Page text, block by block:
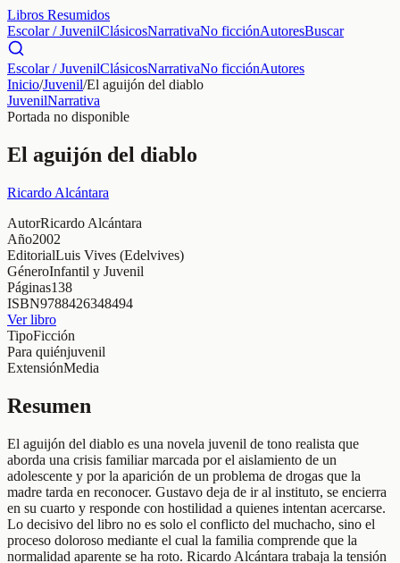
Libros Resumidos
Escolar / JuvenilClásicosNarrativaNo ficciónAutoresBuscar
Escolar / JuvenilClásicosNarrativaNo ficciónAutores
Inicio/Juvenil/El aguijón del diablo
JuvenilNarrativa
Portada no disponible
El aguijón del diablo
Ricardo Alcántara
AutorRicardo Alcántara
Año2002
EditorialLuis Vives (Edelvives)
GéneroInfantil y Juvenil
Páginas138
ISBN9788426348494
Ver libro
TipoFicción
Para quiénjuvenil
ExtensiónMedia
Resumen
El aguijón del diablo es una novela juvenil de tono realista que
aborda una crisis familiar marcada por el aislamiento de un
adolescente y por la aparición de un problema de drogas que la
madre tarda en reconocer. Gustavo deja de ir al instituto, se encierra
en su cuarto y responde con hostilidad a quienes intentan acercarse.
Lo decisivo del libro no es solo el conflicto del muchacho, sino el
proceso doloroso mediante el cual la familia comprende que la
normalidad aparente se ha roto. Ricardo Alcántara trabaja la tensión